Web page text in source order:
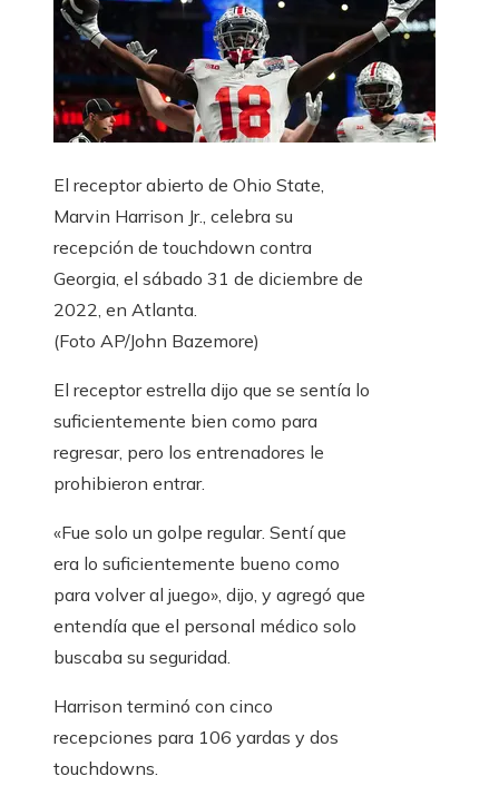
El receptor abierto de Ohio State,
Marvin Harrison Jr., celebra su
recepción de touchdown contra
Georgia, el sábado 31 de diciembre de
2022, en Atlanta.
(Foto AP/John Bazemore)
El receptor estrella dijo que se sentía lo
suficientemente bien como para
regresar, pero los entrenadores le
prohibieron entrar.
«Fue solo un golpe regular. Sentí que
era lo suficientemente bueno como
para volver al juego», dijo, y agregó que
entendía que el personal médico solo
buscaba su seguridad.
Harrison terminó con cinco
recepciones para 106 yardas y dos
touchdowns.